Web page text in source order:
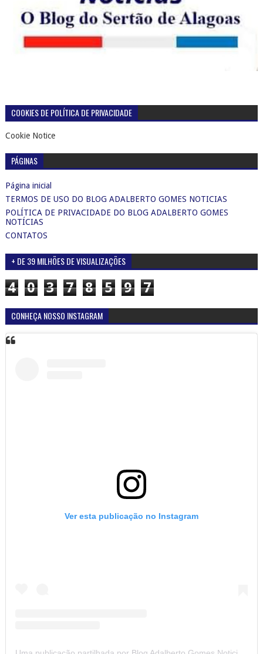
COOKIES DE POLÍTICA DE PRIVACIDADE
Cookie Notice
PÁGINAS
Página inicial
TERMOS DE USO DO BLOG ADALBERTO GOMES NOTICIAS
POLÍTICA DE PRIVACIDADE DO BLOG ADALBERTO GOMES
NOTÍCIAS
CONTATOS
+ DE 39 MILHÕES DE VISUALIZAÇÕES
4 0 3 7 8 5 9 7
CONHEÇA NOSSO INSTAGRAM
Ver esta publicação no Instagram